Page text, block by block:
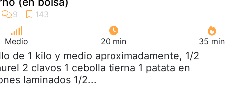
Medio 20 min 35 min
de 1 kilo y medio aproximadamente, 1/2
2 clavos 1 cebolla tierna 1 patata en
laminados 1/2...